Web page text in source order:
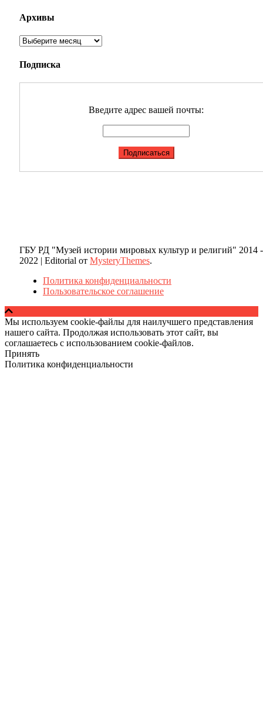
Архивы
Архивы
Подписка
Введите адрес вашей почты:
ГБУ РД "Музей истории мировых культур и религий" 2014 -
2022 | Editorial от MysteryThemes.
Политика конфиденциальности
Пользовательское соглашение
Мы используем cookie-файлы для наилучшего представления
нашего сайта. Продолжая использовать этот сайт, вы
соглашаетесь с использованием cookie-файлов.
Принять
Политика конфиденциальности